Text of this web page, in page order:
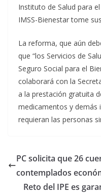
Instituto de Salud para
IMSS-Bienestar tome
La reforma, que aún
que “los Servicios de
Seguro Social para el
colaborará con la
a la prestación gratuita
medicamentos y demás
requieran las personas
PC solicita que 26
contemplados
Reto del IPE es